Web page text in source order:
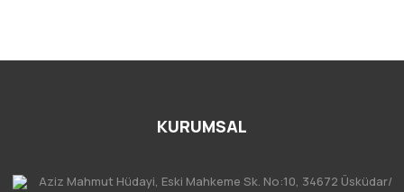
KURUMSAL
Aziz Mahmut Hüdayi, Eski Mahkeme Sk. No:10, 34672 Üsküdar/